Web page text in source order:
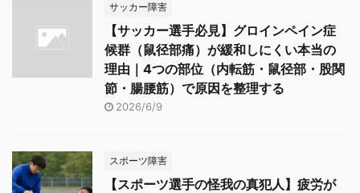
サッカー障害
【サッカー選手必見】グロインペイン症
候群（鼠径部痛）が緩和しにくい本当の
理由｜4つの部位（内転筋・鼠径部・股関
節・腸腰筋）で原因を整理する
2026/6/9
スポーツ障害
【スポーツ選手の怪我の真犯人】疲労が